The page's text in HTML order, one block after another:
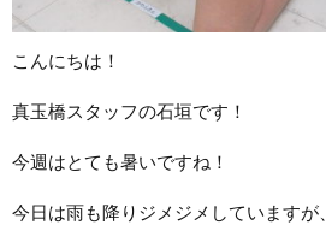
こんにちは！
真玉橋スタッフの石垣です！
今週はとても暑いですね！
今日は雨も降りジメジメしていますが、